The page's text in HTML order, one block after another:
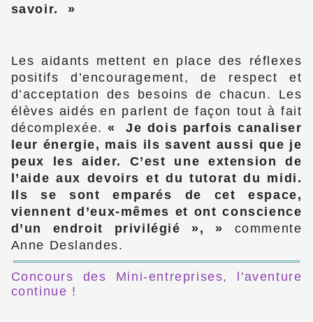
savoir.
Les aidants mettent en place des réflexes
positifs d’encouragement, de respect et
d’acceptation des besoins de chacun. Les
élèves aidés en parlent de façon tout à fait
décomplexée.
Je dois parfois canaliser
leur énergie, mais ils savent aussi que je
peux les aider. C’est une extension de
l’aide aux devoirs et du tutorat du midi.
Ils se sont emparés de cet espace,
viennent d’eux-mêmes et ont conscience
d’un endroit privilégié »,
commente
Anne Deslandes.
Concours des Mini-entreprises, l'aventure
continue !